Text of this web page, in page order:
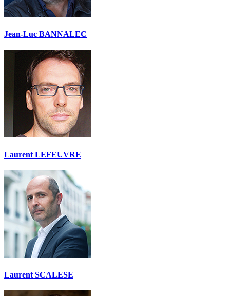
Jean-Luc BANNALEC
Laurent LEFEUVRE
Laurent SCALESE